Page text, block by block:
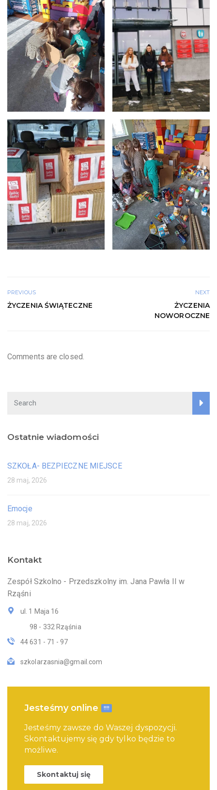
PREVIOUS
ŻYCZENIA ŚWIĄTECZNE
NEXT
ŻYCZENIA
NOWOROCZNE
Comments are closed.
Ostatnie wiadomości
SZKOŁA- BEZPIECZNE MIEJSCE
28 maj, 2026
Emocje
28 maj, 2026
Kontakt
Zespół Szkolno - Przedszkolny im. Jana Pawła II w
Rząśni
ul. 1 Maja 16
98 - 332 Rząśnia
44 631 - 71 - 97
szkolarzasnia@gmail.com
Jesteśmy online !!!!
Jesteśmy zawsze do Waszej dyspozycji.
Skontaktujemy się gdy tylko będzie to
możliwe.
Skontaktuj się